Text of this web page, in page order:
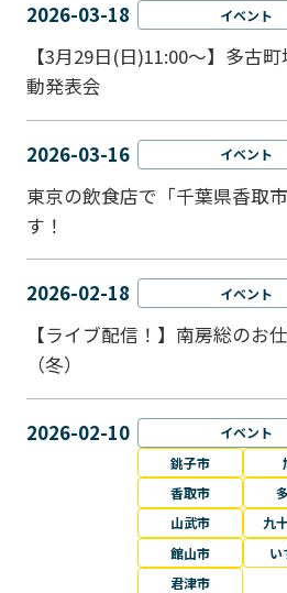
2026-03-18 イベント
【3月29日(日)11:00～】多古
動発表会
2026-03-16 イベント
東京の飲食店で「千葉県香取
す！
2026-02-18 イベント
【ライブ配信！】南房総のお
（冬）
2026-02-10 イベント
銚子市
香取市
山武市
九
館山市
い
君津市